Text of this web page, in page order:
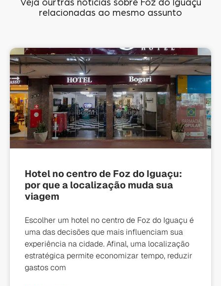
Veja ourtras notícias sobre Foz do Iguaçu
relacionadas ao mesmo assunto
Hotel no centro de Foz do Iguaçu:
por que a localização muda sua
viagem
Escolher um hotel no centro de Foz do Iguaçu é
uma das decisões que mais influenciam sua
experiência na cidade. Afinal, uma localização
estratégica permite economizar tempo, reduzir
gastos com